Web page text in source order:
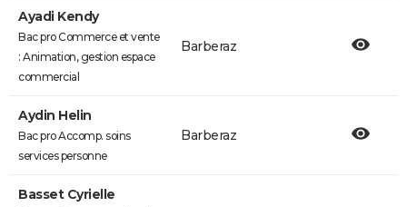
Ayadi Kendy
Bac pro Commerce et vente
: Animation, gestion espace
commercial
Barberaz
Aydin Helin
Bac pro Accomp. soins
services personne
Barberaz
Basset Cyrielle